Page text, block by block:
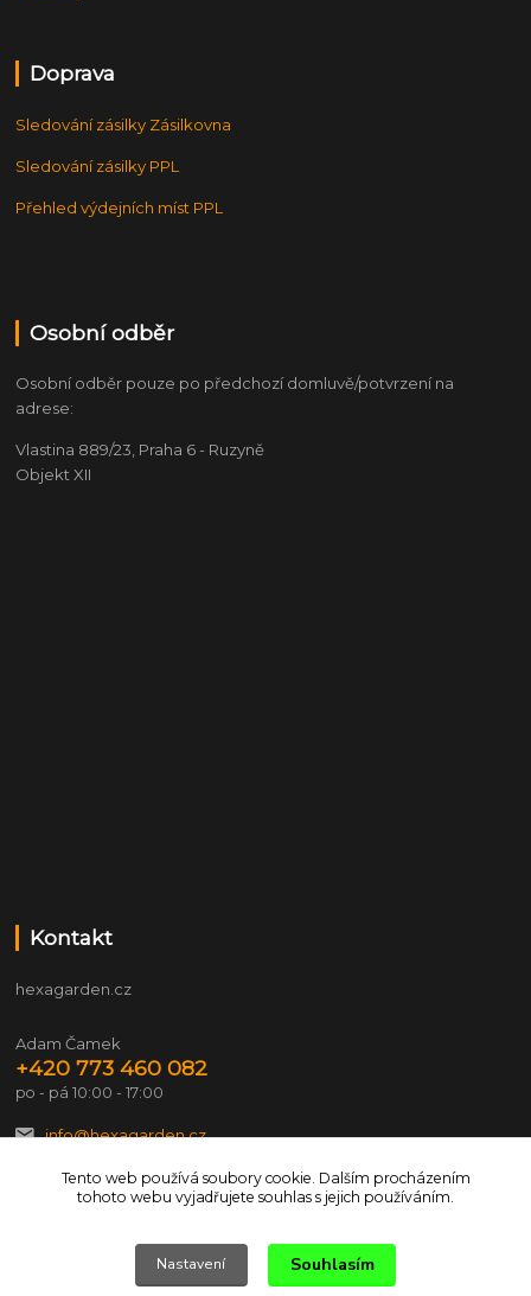
Doprava
Sledování zásilky Zásilkovna
Sledování zásilky PPL
Přehled výdejních míst PPL
Osobní odběr
Osobní odběr pouze po předchozí domluvě/potvrzení na
adrese:
Vlastina 889/23, Praha 6 - Ruzyně
Objekt XII
Kontakt
hexagarden.cz
Adam Čamek
+420 773 460 082
po - pá 10:00 - 17:00
info@hexagarden.cz
Tento web používá soubory cookie. Dalším procházením
tohoto webu vyjadřujete souhlas s jejich používáním.
Nastavení Souhlasím